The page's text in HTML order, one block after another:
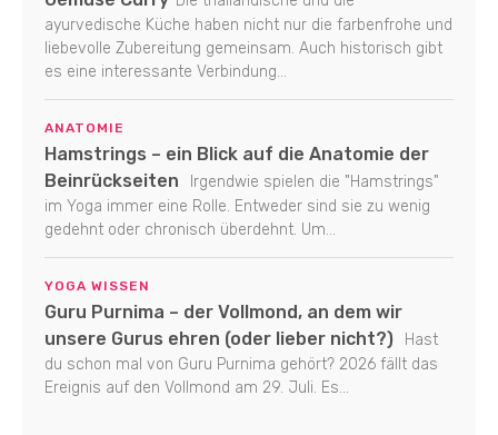
ayurvedische Küche haben nicht nur die farbenfrohe und
liebevolle Zubereitung gemeinsam. Auch historisch gibt
es eine interessante Verbindung...
ANATOMIE
Hamstrings – ein Blick auf die Anatomie der
Beinrückseiten
Irgendwie spielen die "Hamstrings"
im Yoga immer eine Rolle. Entweder sind sie zu wenig
gedehnt oder chronisch überdehnt. Um...
YOGA WISSEN
Guru Purnima – der Vollmond, an dem wir
unsere Gurus ehren (oder lieber nicht?)
Hast
du schon mal von Guru Purnima gehört? 2026 fällt das
Ereignis auf den Vollmond am 29. Juli. Es...